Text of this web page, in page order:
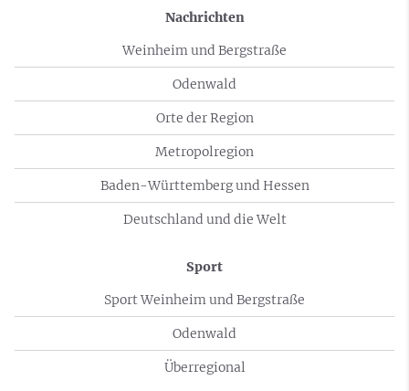
Nachrichten
Weinheim und Bergstraße
Odenwald
Orte der Region
Metropolregion
Baden-Württemberg und Hessen
Deutschland und die Welt
Sport
Sport Weinheim und Bergstraße
Odenwald
Überregional